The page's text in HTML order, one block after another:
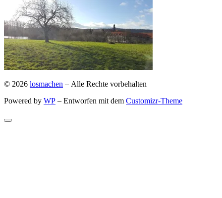
© 2026 losmachen – Alle Rechte vorbehalten
Powered by WP – Entworfen mit dem Customizr-Theme